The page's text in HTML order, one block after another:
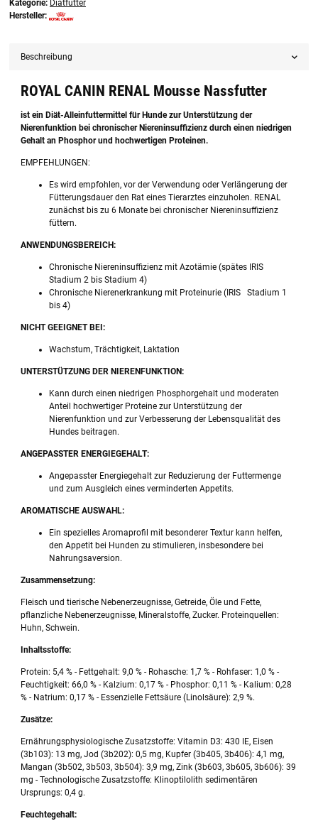
Kategorie: Diätfutter
Hersteller:
Beschreibung
ROYAL CANIN RENAL Mousse Nassfutter
ist ein Diät-Alleinfuttermittel für Hunde zur Unterstützung der
Nierenfunktion bei chronischer Niereninsuffizienz durch einen niedrigen
Gehalt an Phosphor und hochwertigen Proteinen.
EMPFEHLUNGEN:
Es wird empfohlen, vor der Verwendung oder Verlängerung der
Fütterungsdauer den Rat eines Tierarztes einzuholen. RENAL
zunächst bis zu 6 Monate bei chronischer Niereninsuffizienz
füttern.
ANWENDUNGSBEREICH:
Chronische Niereninsuffizienz mit Azotämie (spätes IRIS
Stadium 2 bis Stadium 4)
Chronische Nierenerkrankung mit Proteinurie (IRIS Stadium 1
bis 4)
NICHT GEEIGNET BEI:
Wachstum, Trächtigkeit, Laktation
UNTERSTÜTZUNG DER NIERENFUNKTION:
Kann durch einen niedrigen Phosphorgehalt und moderaten
Anteil hochwertiger Proteine zur Unterstützung der
Nierenfunktion und zur Verbesserung der Lebensqualität des
Hundes beitragen.
ANGEPASSTER ENERGIEGEHALT:
Angepasster Energiegehalt zur Reduzierung der Futtermenge
und zum Ausgleich eines verminderten Appetits.
AROMATISCHE AUSWAHL:
Ein spezielles Aromaprofil mit besonderer Textur kann helfen,
den Appetit bei Hunden zu stimulieren, insbesondere bei
Nahrungsaversion.
Zusammensetzung:
Fleisch und tierische Nebenerzeugnisse, Getreide, Öle und Fette,
pflanzliche Nebenerzeugnisse, Mineralstoffe, Zucker. Proteinquellen:
Huhn, Schwein.
Inhaltsstoffe:
Protein: 5,4 % - Fettgehalt: 9,0 % - Rohasche: 1,7 % - Rohfaser: 1,0 % -
Feuchtigkeit: 66,0 % - Kalzium: 0,17 % - Phosphor: 0,11 % - Kalium: 0,28
% - Natrium: 0,17 % - Essenzielle Fettsäure (Linolsäure): 2,9 %.
Zusätze:
Ernährungsphysiologische Zusatzstoffe: Vitamin D3: 430 IE, Eisen
(3b103): 13 mg, Jod (3b202): 0,5 mg, Kupfer (3b405, 3b406): 4,1 mg,
Mangan (3b502, 3b503, 3b504): 3,9 mg, Zink (3b603, 3b605, 3b606): 39
mg - Technologische Zusatzstoffe: Klinoptilolith sedimentären
Ursprungs: 0,4 g.
Feuchtegehalt: